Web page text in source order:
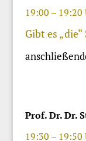
19:00 – 19:20
Gibt es
Prof. Dr. Dr.
19:30 – 19:50